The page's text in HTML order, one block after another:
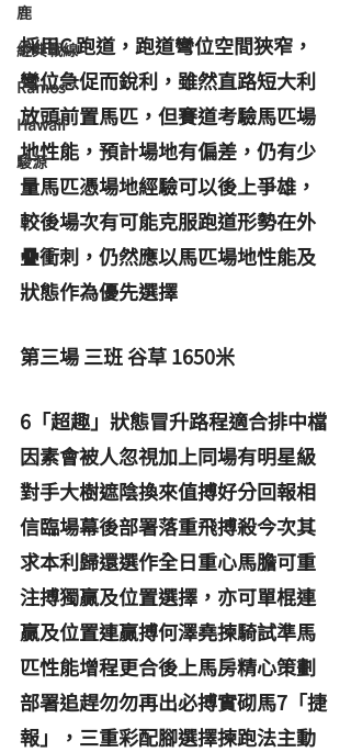
鹿
經典戰線
Ramos
Hawaii
駿源
採用C 跑道，跑道彎位空間狹窄，
彎位急促而銳利，雖然直路短大利
放頭前置馬匹，但賽道考驗馬匹場
地性能，預計場地有偏差，仍有少
量馬匹憑場地經驗可以後上爭雄，
較後場次有可能克服跑道形勢在外
疊衝刺，仍然應以馬匹場地性能及
狀態作為優先選擇
第三場 三班 谷草 1650米
6「超趣」狀態冒升路程適合排中檔
因素會被人忽視加上同場有明星級
對手大樹遮陰換來值搏好分回報相
信臨場幕後部署落重飛搏殺今次其
求本利歸還選作全日重心馬膽可重
注搏獨贏及位置選擇，亦可單棍連
贏及位置連贏搏何澤堯揀騎試準馬
匹性能增程更合後上馬房精心策劃
部署追趕勿勿再出必搏實砌馬7「捷
報」，三重彩配腳選擇揀跑法主動